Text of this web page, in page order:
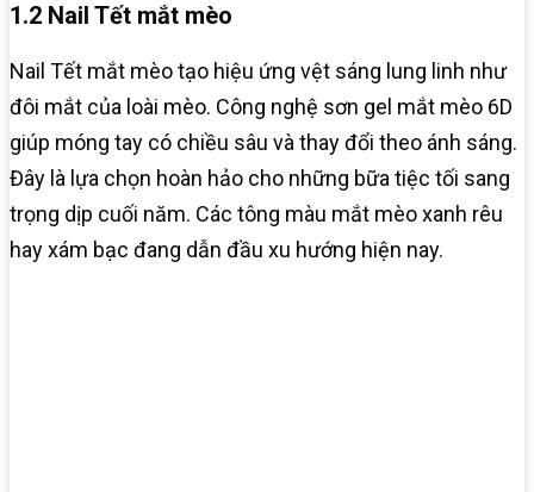
1.2 Nail Tết mắt mèo
Nail Tết mắt mèo tạo hiệu ứng vệt sáng lung linh như
đôi mắt của loài mèo. Công nghệ sơn gel mắt mèo 6D
giúp móng tay có chiều sâu và thay đổi theo ánh sáng.
Đây là lựa chọn hoàn hảo cho những bữa tiệc tối sang
trọng dịp cuối năm. Các tông màu mắt mèo xanh rêu
hay xám bạc đang dẫn đầu xu hướng hiện nay.